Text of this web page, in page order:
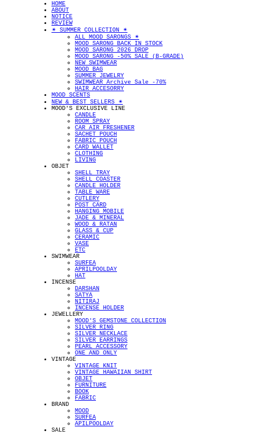
HOME
ABOUT
NOTICE
REVIEW
✴︎ SUMMER COLLECTION ✴︎
ALL MOOD SARONGS ✴︎
MOOD SARONG BACK IN STOCK
MOOD SARONG 2026 DROP
MOOD SARONG -50% SALE (B-GRADE)
NEW SWIMWEAR
MOOD BAG
SUMMER JEWELRY
SWIMWEAR Archive Sale -70%
HAIR ACCESORRY
MOOD SCENTS
NEW & BEST SELLERS ✴︎
MOOD'S EXCLUSIVE LINE
CANDLE
ROOM SPRAY
CAR AIR FRESHENER
SACHET POUCH
FABRIC POUCH
CARD WALLET
CLOTHING
LIVING
OBJET
SHELL TRAY
SHELL COASTER
CANDLE HOLDER
TABLE WARE
CUTLERY
POST CARD
HANGING MOBILE
JADE & MINERAL
WOOD & RATAN
GLASS & CUP
CERAMIC
VASE
ETC
SWIMWEAR
SURFEA
APRILPOOLDAY
HAT
INCENSE
DARSHAN
SATYA
NITIRAJ
INCENSE HOLDER
JEWELLERY
MOOD'S GEMSTONE COLLECTION
SILVER RING
SILVER NECKLACE
SILVER EARRINGS
PEARL ACCESSORY
ONE AND ONLY
VINTAGE
VINTAGE KNIT
VINTAGE HAWAIIAN SHIRT
OBJET
FURNITURE
BOOK
FABRIC
BRAND
MOOD
SURFEA
APILPOOLDAY
SALE